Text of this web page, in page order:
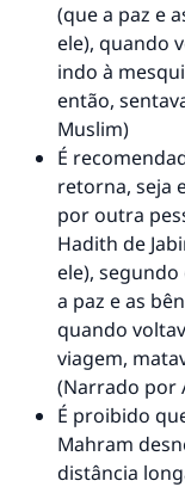
(que a paz e
ele), quando
indo à
então,
Muslim)
É
retorna, seja
por outra
Hadith de
ele),
a paz e as
quando
viagem,
(Narrado por
É proibido
Mahram
distância